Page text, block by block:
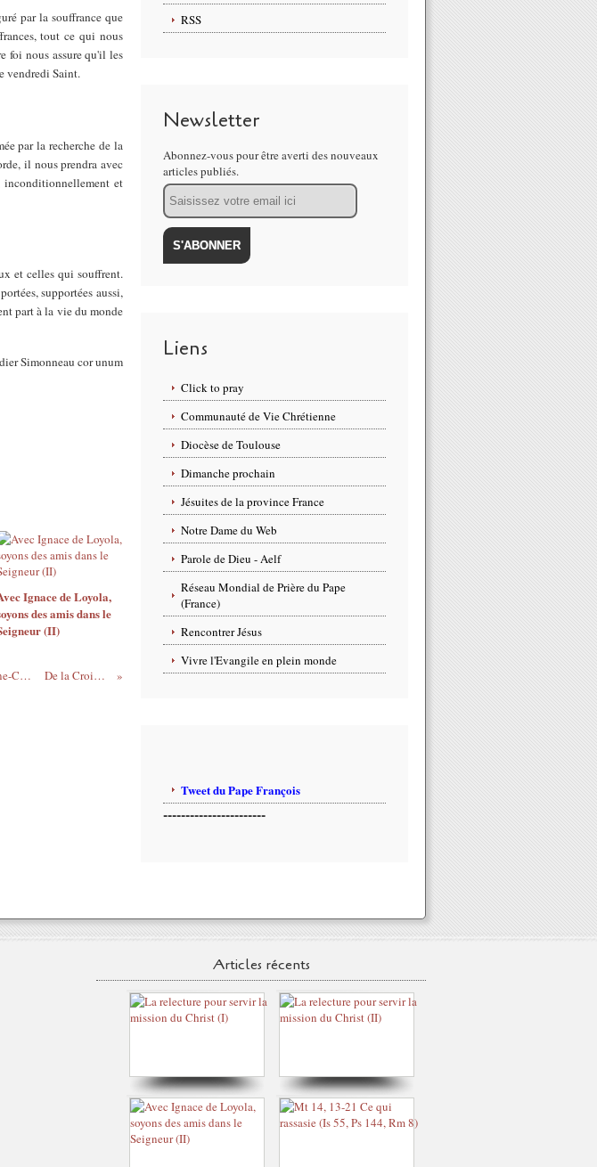
par la souffrance que
tout ce qui nous
foi nous assure qu'il les
vendredi Saint.
par la recherche de la
il nous prendra avec
inconditionnellement et
et celles qui souffrent.
supportées aussi,
part à la vie du monde
Simonneau cor unum
Ignace de Loyola,
des amis dans le
(II)
site internet de l'Eglise catholique en Haute-Garonne . Responsable éditoriale : Anne-Charlotte Colombié. Contact : Service diocésain de la communication 28, rue de l"Aude - 31500 Toulouse - Tél. 05 62 71 94 83 De la Croix naît notre espérance (II)
RSS
Newsletter
Abonnez-vous pour être averti des nouveaux
articles publiés.
Email
Liens
Click to pray
Communauté de Vie Chrétienne
Diocèse de Toulouse
Dimanche prochain
Jésuites de la province France
Notre Dame du Web
Parole de Dieu - Aelf
Réseau Mondial de Prière du Pape
(France)
Rencontrer Jésus
Vivre l'Evangile en plein monde
Tweet du Pape François
-----------------------
Articles récents